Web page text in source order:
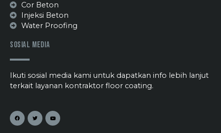
Cor Beton
Injeksi Beton
Water Proofing
Sosial Media
Ikuti sosial media kami untuk dapatkan info lebih lanjut
terkait layanan kontraktor floor coating.